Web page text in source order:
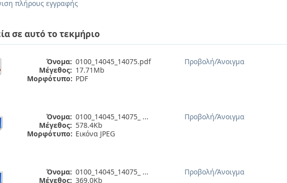
πλήρους εγγραφής
σε αυτό το τεκμήριο
Όνομα: 0100_14045_14075.pdf
Μέγεθος: 17.71Mb
Μορφότυπο: PDF
Προβολή/Άνοιγμα
Όνομα: 0100_14045_14075_ ...
Μέγεθος: 578.4Kb
Μορφότυπο: Εικόνα JPEG
Προβολή/Άνοιγμα
Όνομα: 0100_14045_14075_ ...
Μέγεθος: 369.0Kb
Προβολή/Άνοιγμα